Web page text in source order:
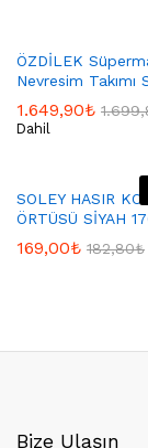
ÖZDİLEK
Nevresim Takımı
1.649,90₺
Dahil
SOLEY HASIR
ÖRTÜSÜ SİYAH
169,00₺ 182,80₺
Bize Ulaşın